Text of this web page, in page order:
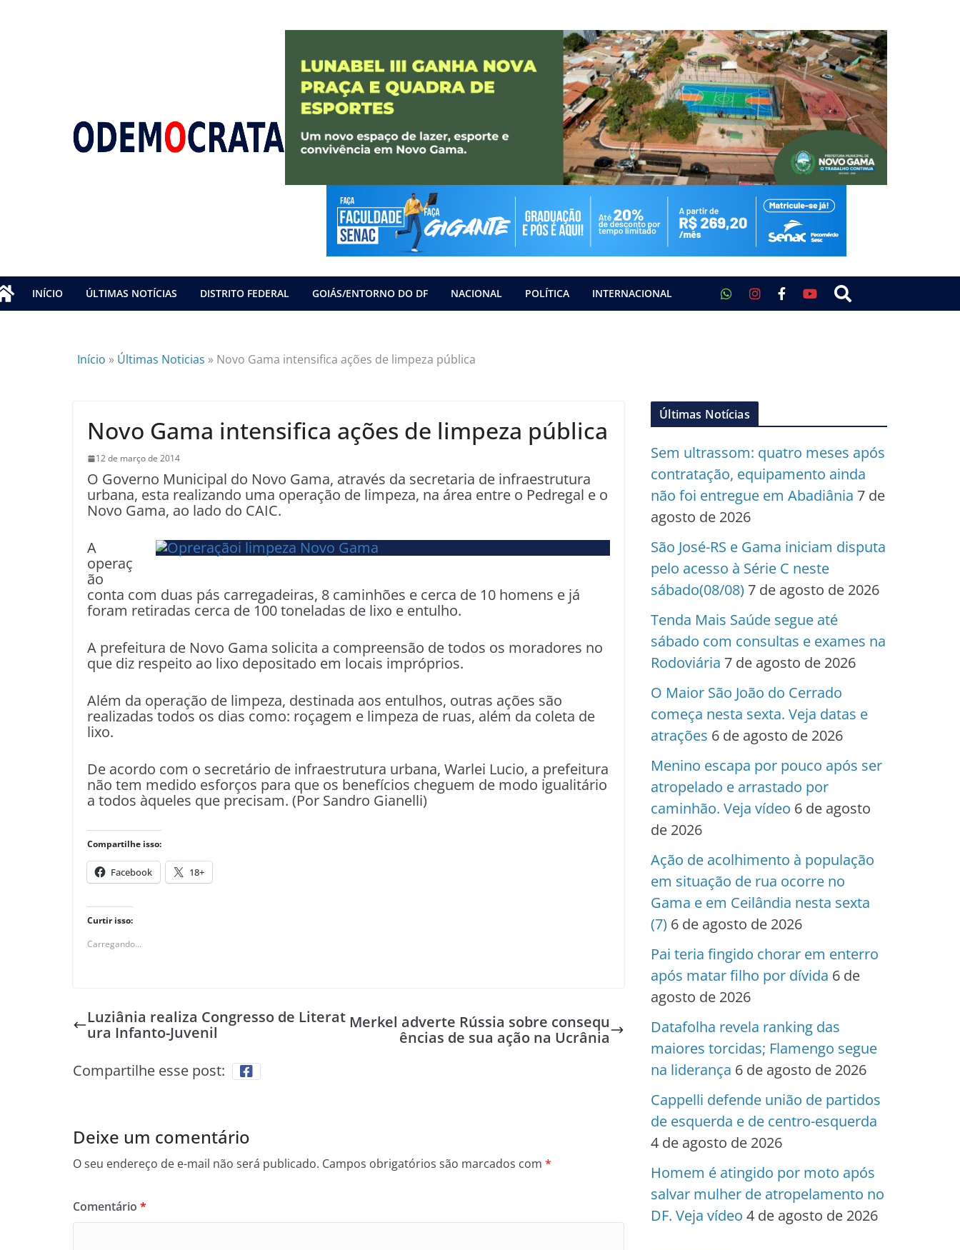
INÍCIO ÚLTIMAS NOTÍCIAS DISTRITO FEDERAL GOIÁS/ENTORNO DO DF NACIONAL POLÍTICA INTERNACIONAL
Início » Últimas Noticias » Novo Gama intensifica ações de limpeza pública
Novo Gama intensifica ações de limpeza pública
12 de março de 2014
O Governo Municipal do Novo Gama, através da secretaria de infraestrutura
urbana, esta realizando uma operação de limpeza, na área entre o Pedregal e o
Novo Gama, ao lado do CAIC.
A
operaç
ão
conta com duas pás carregadeiras, 8 caminhões e cerca de 10 homens e já
foram retiradas cerca de 100 toneladas de lixo e entulho.
A prefeitura de Novo Gama solicita a compreensão de todos os moradores no
que diz respeito ao lixo depositado em locais impróprios.
Além da operação de limpeza, destinada aos entulhos, outras ações são
realizadas todos os dias como: roçagem e limpeza de ruas, além da coleta de
lixo.
De acordo com o secretário de infraestrutura urbana, Warlei Lucio, a prefeitura
não tem medido esforços para que os benefícios cheguem de modo igualitário
a todos àqueles que precisam. (Por Sandro Gianelli)
Compartilhe isso:
Facebook 18+
Curtir isso:
Carregando...
Luziânia realiza Congresso de Literat
ura Infanto-Juvenil
Merkel adverte Rússia sobre consequ
ências de sua ação na Ucrânia
Compartilhe esse post:
Deixe um comentário
O seu endereço de e-mail não será publicado. Campos obrigatórios são marcados com *
Comentário *
Últimas Notícias
Sem ultrassom: quatro meses após
contratação, equipamento ainda
não foi entregue em Abadiânia 7 de
agosto de 2026
São José-RS e Gama iniciam disputa
pelo acesso à Série C neste
sábado(08/08) 7 de agosto de 2026
Tenda Mais Saúde segue até
sábado com consultas e exames na
Rodoviária 7 de agosto de 2026
O Maior São João do Cerrado
começa nesta sexta. Veja datas e
atrações 6 de agosto de 2026
Menino escapa por pouco após ser
atropelado e arrastado por
caminhão. Veja vídeo 6 de agosto
de 2026
Ação de acolhimento à população
em situação de rua ocorre no
Gama e em Ceilândia nesta sexta
(7) 6 de agosto de 2026
Pai teria fingido chorar em enterro
após matar filho por dívida 6 de
agosto de 2026
Datafolha revela ranking das
maiores torcidas; Flamengo segue
na liderança 6 de agosto de 2026
Cappelli defende união de partidos
de esquerda e de centro-esquerda
4 de agosto de 2026
Homem é atingido por moto após
salvar mulher de atropelamento no
DF. Veja vídeo 4 de agosto de 2026